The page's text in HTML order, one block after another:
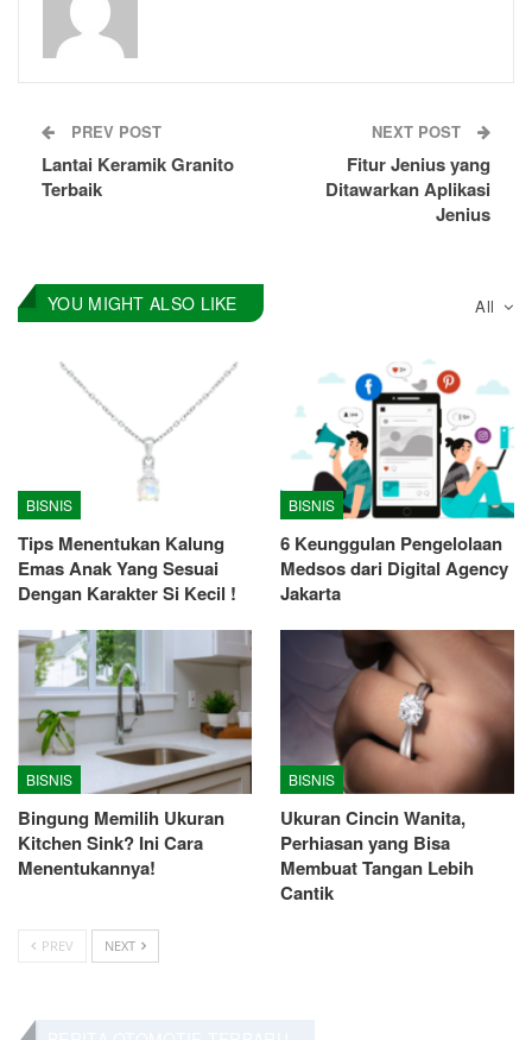
PREV POST
Lantai Keramik Granito
Terbaik
NEXT POST
Fitur Jenius yang
Ditawarkan Aplikasi
Jenius
All
YOU MIGHT ALSO LIKE
BISNIS
Tips Menentukan Kalung
Emas Anak Yang Sesuai
Dengan Karakter Si Kecil !
BISNIS
6 Keunggulan Pengelolaan
Medsos dari Digital Agency
Jakarta
BISNIS
Bingung Memilih Ukuran
Kitchen Sink? Ini Cara
Menentukannya!
BISNIS
Ukuran Cincin Wanita,
Perhiasan yang Bisa
Membuat Tangan Lebih
Cantik
PREV NEXT